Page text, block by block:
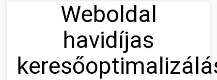
Weboldal
havidíjas